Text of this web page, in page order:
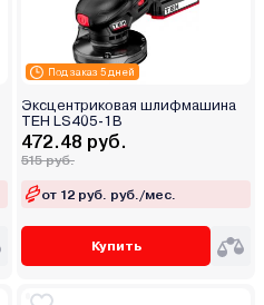
Под заказ 5 дней
Эксцентриковая шлифмашина
TEH LS405-1B
472.48 руб.
515 руб.
от 12 руб. руб./мес.
Купить